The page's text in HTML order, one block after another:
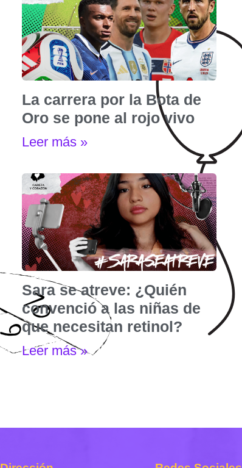
La carrera por la Bota de
Oro se pone al rojo vivo
Leer más »
Sara se atreve: ¿Quién
convenció a las niñas de
que necesitan retinol?
Leer más »